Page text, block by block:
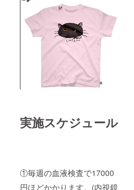
実施スケジュール
①毎週の血液検査で17000
円ほどかかります。(内視鏡